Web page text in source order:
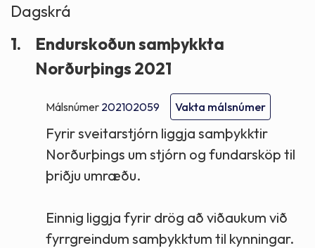
Dagskrá
1.
Endurskoðun samþykkta
Norðurþings 2021
Málsnúmer 202102059 Vakta málsnúmer
Fyrir sveitarstjórn liggja samþykktir
Norðurþings um stjórn og fundarsköp til
þriðju umræðu.
Einnig liggja fyrir drög að viðaukum við
fyrrgreindum samþykktum til kynningar.